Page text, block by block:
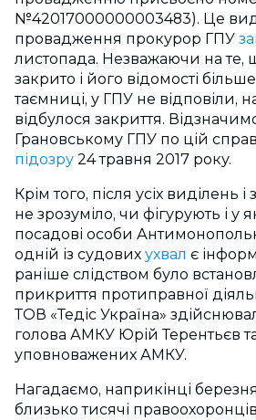
№42017000000003483). Це
провадження прокурор ГПУ
листопада. Незважаючи на
закрито і його відомості
таємниці, у ГПУ не відповіли,
відбулося закриття.
Грановському ГПУ по цій
підозру 24 травня 2017 року.
Крім того, після усіх виділень і
не зрозуміло, чи фігурують і у
посадові особи
одній із судових ухвал є
раніше слідством було
прикриття протиправної
ТОВ «Тедіс Україна»
голова АМКУ Юрій Терентьєв
уповноважених АМКУ.
Нагадаємо, наприкінці
близько тисячі правоохоронців